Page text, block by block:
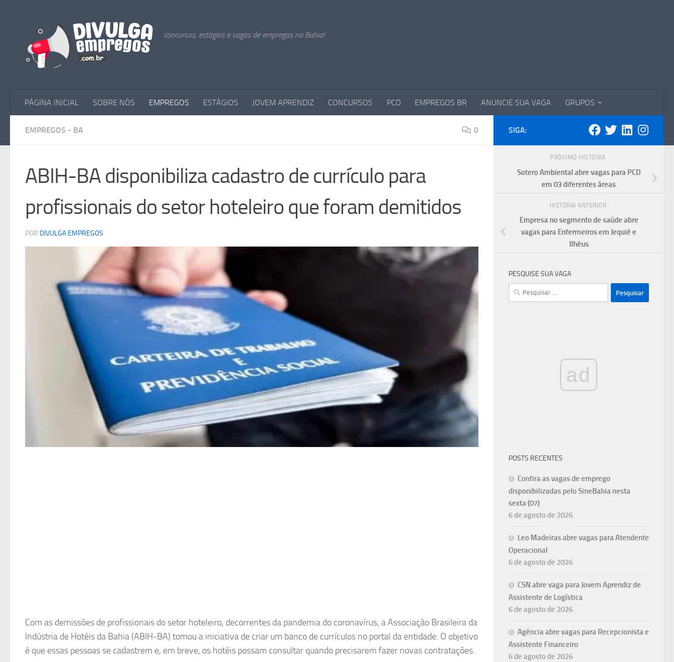
concursos, estágios e vagas de empregos na Bahia!
PÁGINA INICIAL SOBRE NÓS EMPREGOS ESTÁGIOS JOVEM APRENDIZ CONCURSOS PCD EMPREGOS BR ANUNCIE SUA VAGA GRUPOS
EMPREGOS - BA 0
ABIH-BA disponibiliza cadastro de currículo para
profissionais do setor hoteleiro que foram demitidos
POR DIVULGA EMPREGOS
Com as demissões de profissionais do setor hoteleiro, decorrentes da pandemia do coronavírus, a Associação Brasileira da
Indústria de Hotéis da Bahia (ABIH-BA) tomou a iniciativa de criar um banco de currículos no portal da entidade. O objetivo
é que essas pessoas se cadastrem e, em breve, os hotéis possam consultar quando precisarem fazer novas contratações.
SIGA:
PRÓXIMO HISTÓRIA
Sotero Ambiental abre vagas para PCD
em 03 diferentes áreas
HISTÓRIA ANTERIOR
Empresa no segmento de saúde abre
vagas para Enfermeiros em Jequié e
Ilhéus
PESQUISE SUA VAGA
Pesquisar
por:
ad
POSTS RECENTES
Confira as vagas de emprego
disponibilizadas pelo SineBahia nesta
sexta (07)
6 de agosto de 2026
Leo Madeiras abre vagas para Atendente
Operacional
6 de agosto de 2026
CSN abre vaga para Jovem Aprendiz de
Assistente de Logística
6 de agosto de 2026
Agência abre vagas para Recepcionista e
Assistente Financeiro
6 de agosto de 2026